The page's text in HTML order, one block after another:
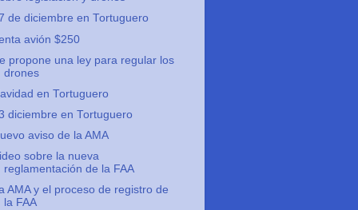
de diciembre en Tortuguero
avión $250
propone una ley para regular los
drones
en Tortuguero
diciembre en Tortuguero
aviso de la AMA
sobre la nueva
reglamentación de la FAA
AMA y el proceso de registro de
la FAA